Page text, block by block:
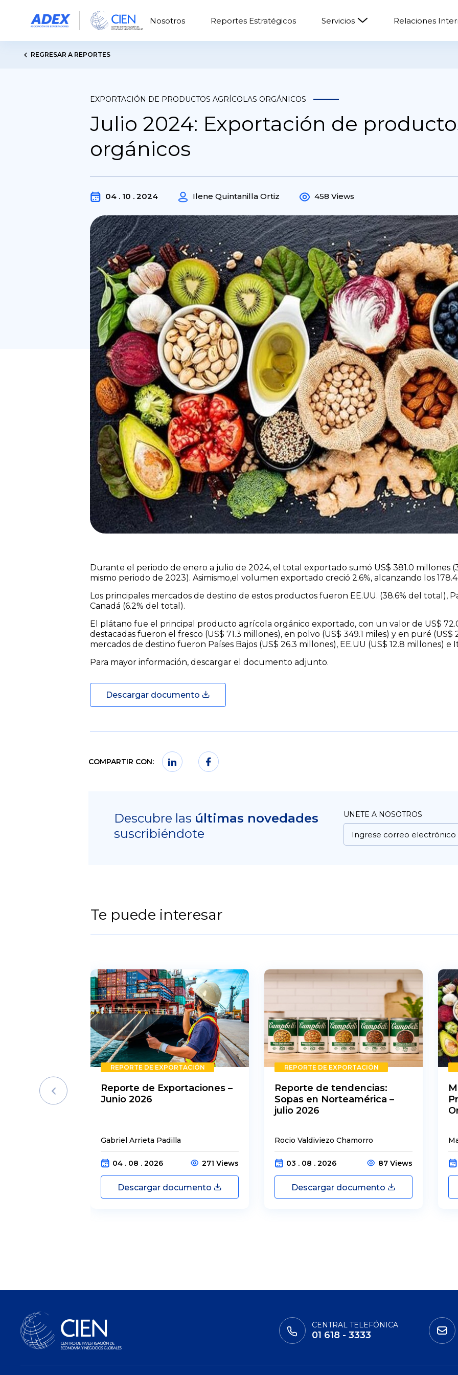
Nosotros Reportes Estratégicos Servicios Relaciones
REGRESAR A REPORTES
EXPORTACIÓN DE PRODUCTOS AGRÍCOLAS ORGÁNICOS
Julio 2024: Exportación de
orgánicos
04 . 10 . 2024 Ilene Quintanilla Ortiz 458 Views
Durante el periodo de enero a julio de 2024, el total exportado sumó US$ 381.0 millones
mismo periodo de 2023). Asimismo,el volumen exportado creció 2.6%, alcanzando los
Los principales mercados de destino de estos productos fueron EE.UU. (38.6% del total),
Canadá (6.2% del total).
El plátano fue el principal producto agrícola orgánico exportado, con un valor de US$
destacadas fueron el fresco (US$ 71.3 millones), en polvo (US$ 349.1 miles) y en puré (US$
mercados de destino fueron Países Bajos (US$ 26.3 millones), EE.UU (US$ 12.8 millones) e
Para mayor información, descargar el documento adjunto.
Descargar documento
COMPARTIR CON:
Descubre las últimas novedades
suscribiéndote
UNETE A NOSOTROS
Te puede interesar
REPORTE DE EXPORTACIÓN
Reporte de Exportaciones –
Junio 2026
Gabriel Arrieta Padilla
04 . 08 . 2026 271 Views
Descargar documento
REPORTE DE EXPORTACIÓN
Reporte de tendencias:
Sopas en Norteamérica –
julio 2026
Rocio Valdiviezo Chamorro
03 . 08 . 2026 87 Views
Descargar documento
CENTRAL TELEFÓNICA
01 618 - 3333